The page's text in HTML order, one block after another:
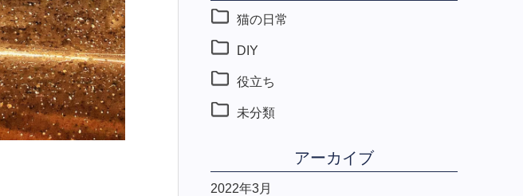
猫の日常
DIY
役立ち
未分類
アーカイブ
2022年3月